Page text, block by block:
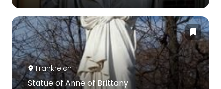
Frankreich
Statue of Anne of Brittany